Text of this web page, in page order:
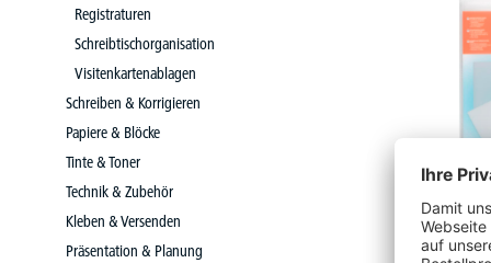
Registraturen
Schreibtischorganisation
Visitenkartenablagen
Schreiben & Korrigieren
Papiere & Blöcke
Tinte & Toner
Technik & Zubehör
Kleben & Versenden
Präsentation & Planung